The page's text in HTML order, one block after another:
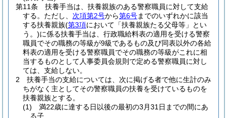
第11条
扶養手当は、扶養親族のある警察職員に対して支給
する。 ただし、 次項第2号から第6号までのいずれかに該当
する扶養親族(第3項において「扶養親族たる父母等」とい
う。)に係る扶養手当は、行政職給料表の適用を受ける警察
職員でその職務の等級が9級であるもの及び同表以外の各給
料表の適用を受ける警察職員でその職務の等級がこれに相
当するものとして人事委員会規則で定める警察職員に対し
ては、支給しない。
2
扶養手当の支給については、次に掲げる者で他に生計のみ
ちがなく主としてその警察職員の扶養を受けているものを
扶養親族とする。
(1)
満22歳に達する日以後の最初の3月31日までの間にあ
る子